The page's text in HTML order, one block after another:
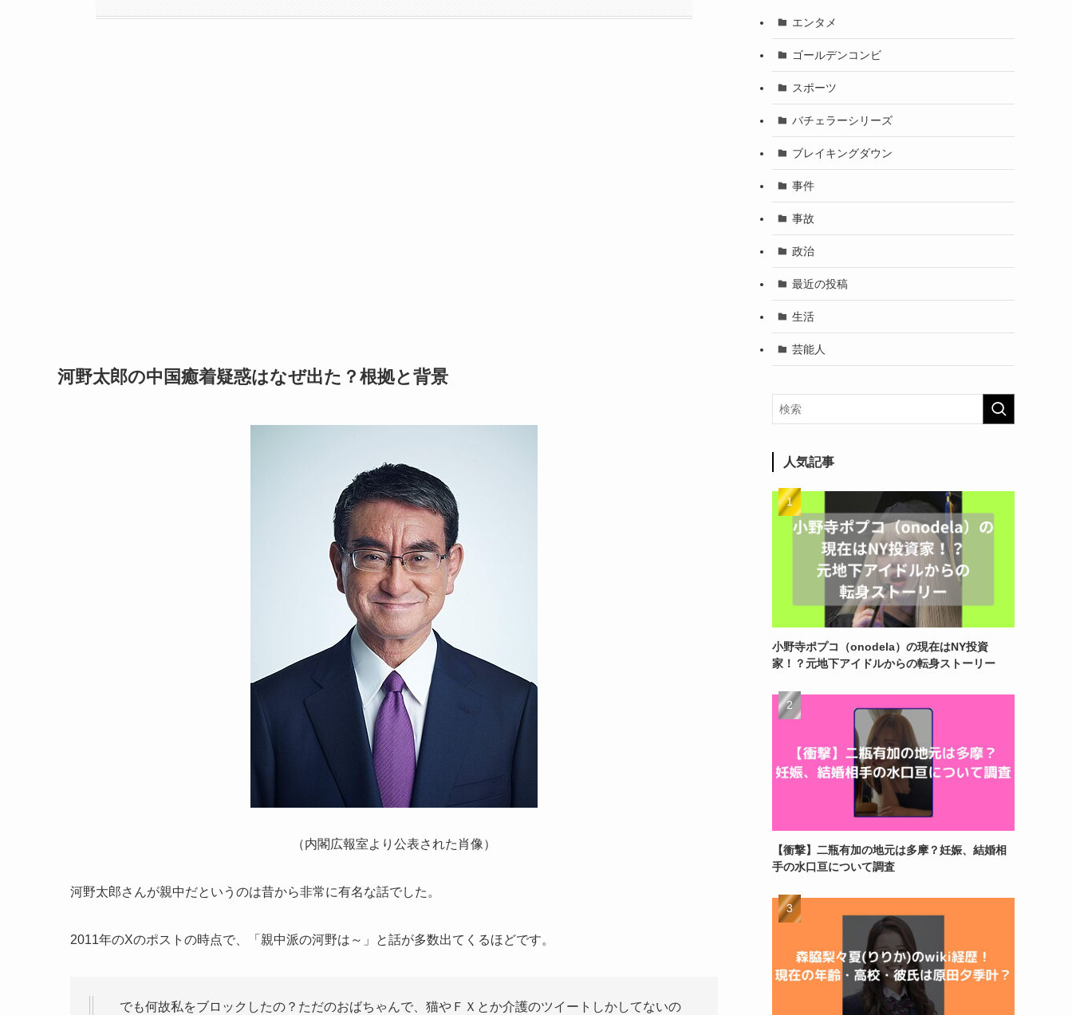
河野太郎の中国癒着疑惑はなぜ出た？根拠と背景
（内閣広報室より公表された肖像）
河野太郎さんが親中だというのは昔から非常に有名な話でした。
2011年のXのポストの時点で、「親中派の河野は～」と話が多数出てくるほどです。
でも何故私をブロックしたの？ただのおばちゃんで、猫やＦＸとか介護のツイートしかしてないの
エンタメ
ゴールデンコンビ
スポーツ
バチェラーシリーズ
ブレイキングダウン
事件
事故
政治
最近の投稿
生活
芸能人
人気記事
小野寺ポプコ（onodela）の現在はNY投資
家！？元地下アイドルからの転身ストーリー
【衝撃】二瓶有加の地元は多摩？妊娠、結婚相
手の水口亘について調査